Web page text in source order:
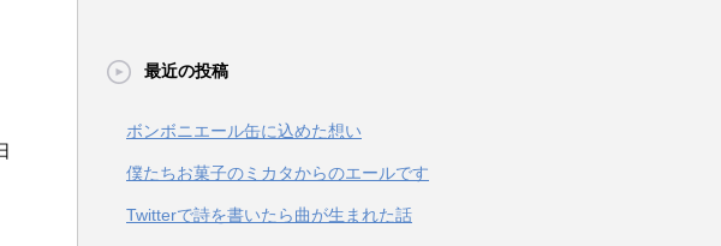
最近の投稿
ボンボニエール缶に込めた想い
僕たちお菓子のミカタからのエールです
Twitterで詩を書いたら曲が生まれた話